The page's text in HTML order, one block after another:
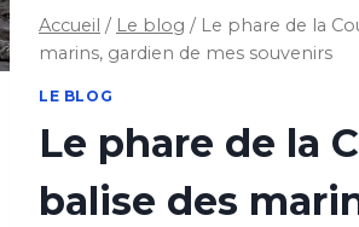
Accueil / Le blog / Le phare de la
marins, gardien de mes souvenirs
LE BLOG
Le phare de la
balise des